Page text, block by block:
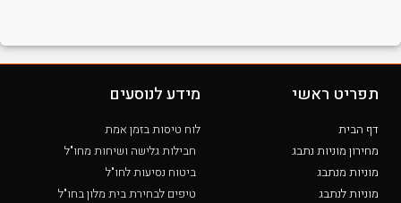
תפריט ראשי
דף הבית
מחירון מוניות נתבג
מוניות מנתבג
מוניות לנתבג
מידע לנוסעים
לוח טיסות בזמן אמת
חבילות גלישה ושיחות מחו"ל
ביטוח נסיעות לחו"ל
טיפים לבחירת בית מלון בחו"ל